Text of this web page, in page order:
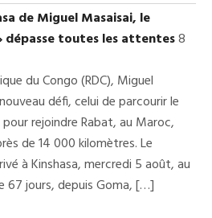
de Miguel Masaisai, le
dépasse toutes les attentes8
du Congo (RDC), Miguel
défi, celui de parcourir le
rejoindre Rabat, au Maroc,
de 14 000 kilomètres. Le
à Kinshasa, mercredi 5 août, au
67 jours, depuis Goma, […]